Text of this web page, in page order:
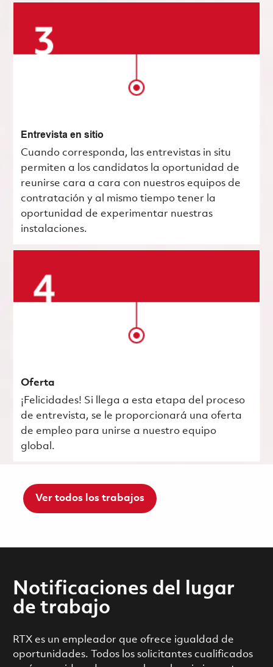
Entrevista en sitio
Cuando corresponda, las entrevistas in situ
permiten a los candidatos la oportunidad de
reunirse cara a cara con nuestros equipos de
contratación y al mismo tiempo tener la
oportunidad de experimentar nuestras
instalaciones.
Oferta
¡Felicidades! Si llega a esta etapa del proceso
de entrevista, se le proporcionará una oferta
de empleo para unirse a nuestro equipo
global.
Ver todos los trabajos
Notificaciones del lugar
de trabajo
RTX es un empleador que ofrece igualdad de
oportunidades. Todos los solicitantes cualificados